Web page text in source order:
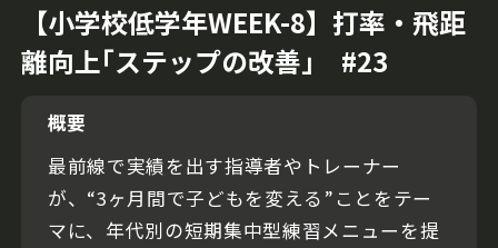
【小学校低学年WEEK-8】打率・飛距
離向上｢ステップの改善｣ #23
概要
最前線で実績を出す指導者やトレーナー
が、“3ヶ月間で子どもを変える”ことをテー
マに、年代別の短期集中型練習メニューを提